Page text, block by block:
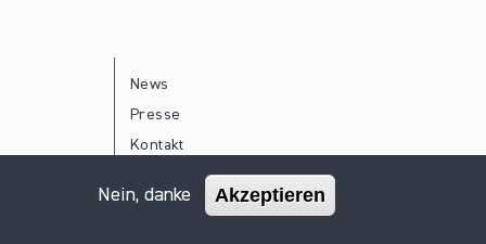
News
Presse
Kontakt
Impressum Datenschutz
Nein, danke Akzeptieren